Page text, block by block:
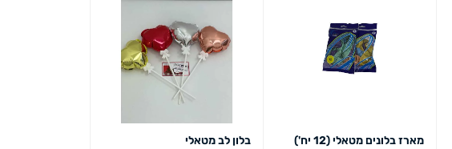
מארז בלונים מטאלי (12 יח')
בלון לב מטאלי